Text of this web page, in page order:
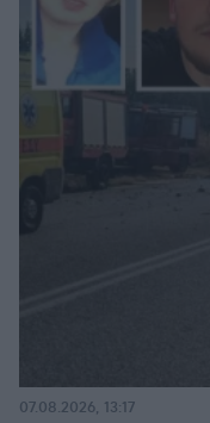
07.08.2026, 13:17